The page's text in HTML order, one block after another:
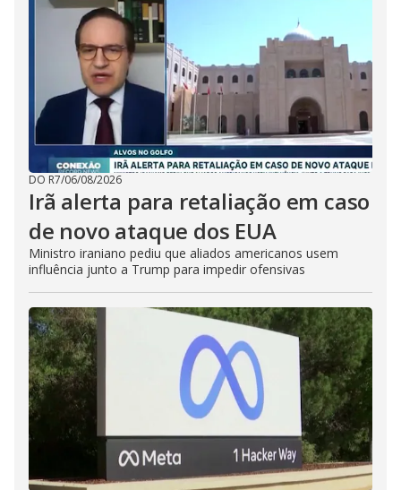
DO R7/06/08/2026
Irã alerta para retaliação em caso
de novo ataque dos EUA
Ministro iraniano pediu que aliados americanos usem
influência junto a Trump para impedir ofensivas